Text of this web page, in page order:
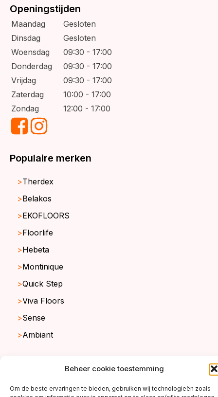
Beheer cookie toestemming
Om de beste ervaringen te bieden, gebruiken wij technologieën zoals
Openingstijden
Maandag
Gesloten
Dinsdag
Gesloten
Woensdag
09:30 - 17:00
Donderdag
09:30 - 17:00
Vrijdag
09:30 - 17:00
Zaterdag
10:00 - 17:00
Zondag
12:00 - 17:00
Populaire merken
Therdex
Belakos
EKOFLOORS
Floorlife
Hebeta
Montinique
Quick Step
Viva Floors
Sense
Ambiant